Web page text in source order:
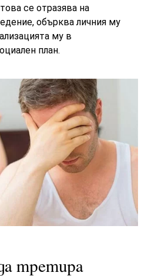
се отразява на
обърква личния му
му в
план.
третира